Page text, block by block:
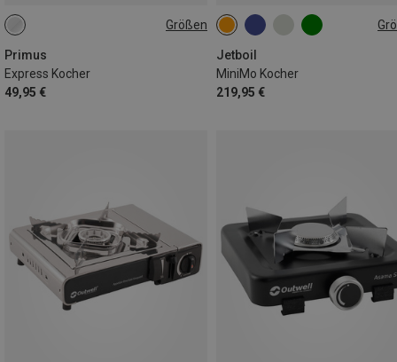
Größen
Primus
Express Kocher
49,95 €
ONE SIZE
Jetboil
MiniMo Kocher
219,95 €
ONE SIZE